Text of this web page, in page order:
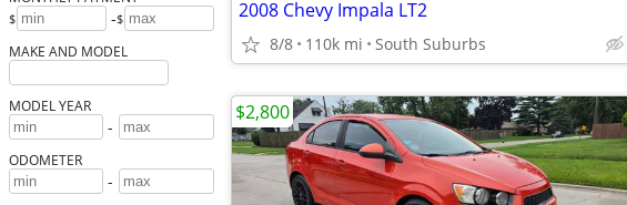
$ -$
MAKE AND MODEL
MODEL YEAR
-
ODOMETER
-
2008 Chevy Impala LT2
8/8 110k mi South Suburbs
$2,800